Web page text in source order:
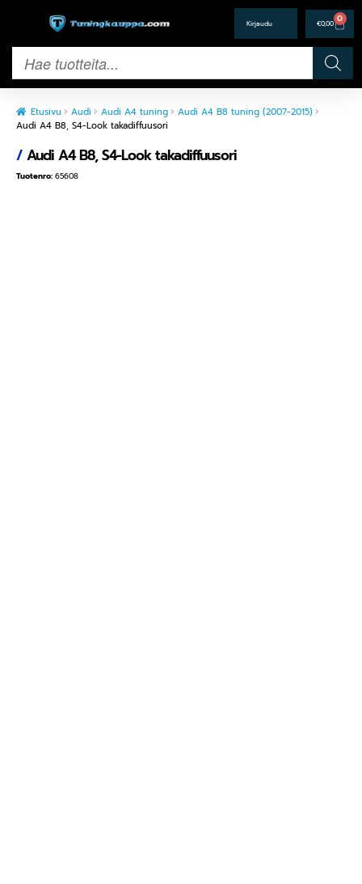
€0,00 0
Etusivu Audi Audi A4 tuning
Audi A4 B8 tuning (2007-2015)
Audi A4 B8, S4-Look takadiffuusori
/Audi A4 B8, S4-Look takadiffuusori
Tuotenro: 65608